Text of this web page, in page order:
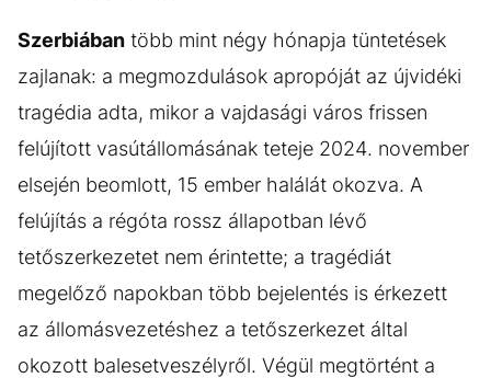
Szerbiában több mint négy hónapja tüntetések
zajlanak: a megmozdulások apropóját az újvidéki
tragédia adta, mikor a vajdasági város frissen
felújított vasútállomásának teteje 2024. november
elsején beomlott, 15 ember halálát okozva. A
felújítás a régóta rossz állapotban lévő
tetőszerkezetet nem érintette; a tragédiát
megelőző napokban több bejelentés is érkezett
az állomásvezetéshez a tetőszerkezet által
okozott balesetveszélyről. Végül megtörtént a